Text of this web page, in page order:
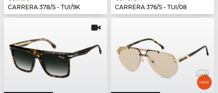
CARRERA 378/S - TUI/9K
CARRERA 376/S - TUI/08